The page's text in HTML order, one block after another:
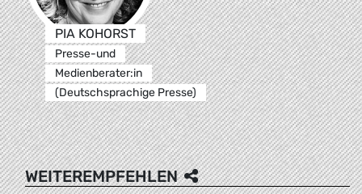
PIA KOHORST
Presse-und
Medienberater:in
(Deutschsprachige Presse)
WEITEREMPFEHLEN